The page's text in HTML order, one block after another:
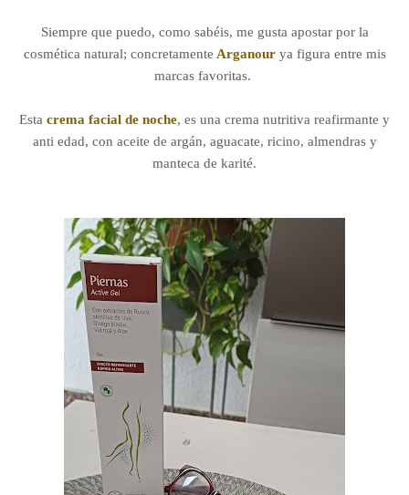
Siempre que puedo, como sabéis, me gusta apostar por la
cosmética natural; concretamente Arganourya figura entre mis
marcas favoritas.
Esta crema facial de noche, es una crema nutritiva reafirmante y
anti edad, con aceite de argán, aguacate, ricino, almendras y
manteca de karité.